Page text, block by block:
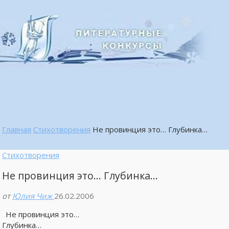
Главная Стихотворения Не провинция это… Глубинка…
Стихотворения
Не провинция это… Глубинка…
от Юлия Чиж 26.02.2006
Не провинция это…
Глубинка…